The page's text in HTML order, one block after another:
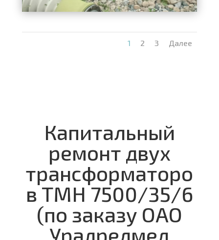
1 2 3 Далее
Капитальный
ремонт двух
трансформаторо
в ТМН 7500/35/6
(по заказу ОАО
Уралредмед